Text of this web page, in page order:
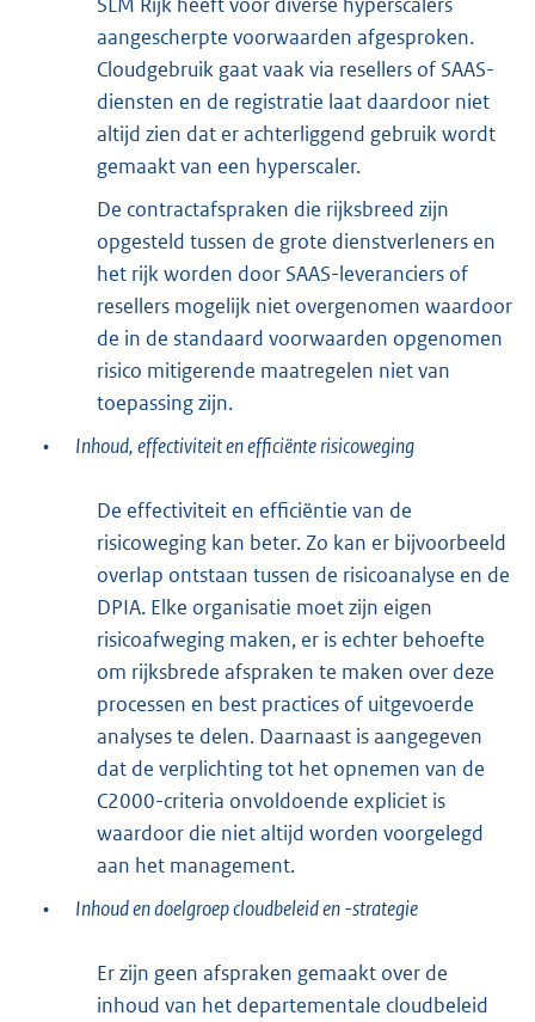
aangescherpte voorwaarden afgesproken.
Cloudgebruik gaat vaak via resellers of SAAS-
diensten en de registratie laat daardoor niet
altijd zien dat er achterliggend gebruik wordt
gemaakt van een hyperscaler.
De contractafspraken die rijksbreed zijn
opgesteld tussen de grote dienstverleners en
het rijk worden door SAAS-leveranciers of
resellers mogelijk niet overgenomen waardoor
de in de standaard voorwaarden opgenomen
risico mitigerende maatregelen niet van
toepassing zijn.
•
Inhoud, effectiviteit en efficiënte risicoweging
De effectiviteit en efficiëntie van de
risicoweging kan beter. Zo kan er bijvoorbeeld
overlap ontstaan tussen de risicoanalyse en de
DPIA. Elke organisatie moet zijn eigen
risicoafweging maken, er is echter behoefte
om rijksbrede afspraken te maken over deze
processen en best practices of uitgevoerde
analyses te delen. Daarnaast is aangegeven
dat de verplichting tot het opnemen van de
C2000-criteria onvoldoende expliciet is
waardoor die niet altijd worden voorgelegd
aan het management.
•
Inhoud en doelgroep cloudbeleid en -strategie
Er zijn geen afspraken gemaakt over de
inhoud van het departementale cloudbeleid